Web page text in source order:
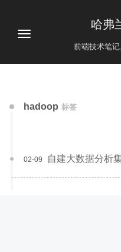
哈弗
前端技术笔
hadoop 标签
自建大数据分析
02-09